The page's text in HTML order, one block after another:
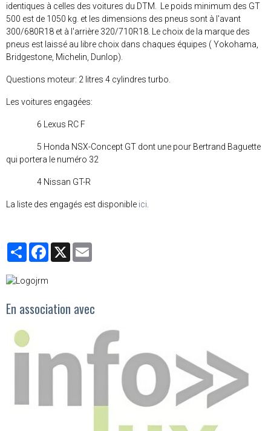
identiques à celles des voitures du DTM. Le poids minimum des GT
500 est de 1050 kg. et les dimensions des pneus sont à l'avant
300/680R18 et à l'arrière 320/710R18. Le choix de la marque des
pneus est laissé au libre choix dans chaques équipes ( Yokohama,
Bridgestone, Michelin, Dunlop).
Questions moteur: 2 litres 4 cylindres turbo.
Les voitures engagées:
6 Lexus RC F
5 Honda NSX-Concept GT dont une pour Bertrand Baguette
qui portera le numéro 32
4 Nissan GT-R
La liste des engagés est disponible ici
PartagerFacebook
X
En association avec